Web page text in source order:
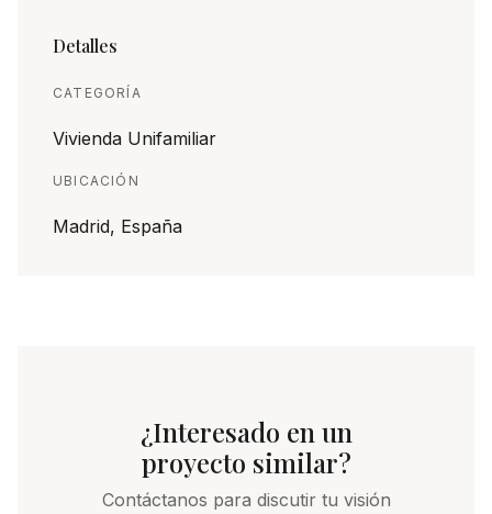
Detalles
CATEGORÍA
Vivienda Unifamiliar
UBICACIÓN
Madrid, España
¿Interesado en un
proyecto similar?
Contáctanos para discutir tu visión